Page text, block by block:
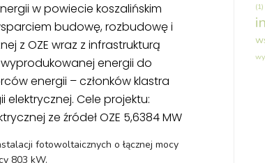
w powiecie koszalińskim
budowę, rozbudowę i
z OZE wraz z infrastrukturą
energii do
energii – członków klastra
Cele projektu:
ze źródeł OZE 5,6384 MW
fotowoltaicznych o łącznej mocy
803 kW.
(1)